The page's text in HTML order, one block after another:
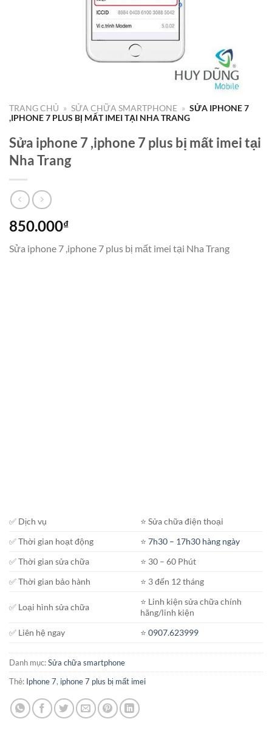
TRANG CHỦ » SỬA CHỮA SMARTPHONE » SỬA IPHONE 7
,IPHONE 7 PLUS BỊ MẤT IMEI TẠI NHA TRANG
Sửa iphone 7 ,iphone 7 plus bị mất imei tại
Nha Trang
850.000₫
Sửa iphone 7 ,iphone 7 plus bị mất imei tại Nha Trang
✅ Dịch vụ
⭐️ Sửa chữa điện thoại
✅ Thời gian hoạt động
⭐️7h30 – 17h30 hàng ngày
✅ Thời gian sửa chữa
⭐️ 30 – 60 Phút
✅ Thời gian bảo hành
⭐️ 3 đến 12 tháng
✅ Loại hình sửa chữa
⭐️ Linh kiện sửa chữa chính
hãng/linh kiện
✅ Liên hệ ngay
⭐️0907.623999
Danh mục:Sửa chữa smartphone
Thẻ: Iphone 7, iphone 7 plus bị mất imei